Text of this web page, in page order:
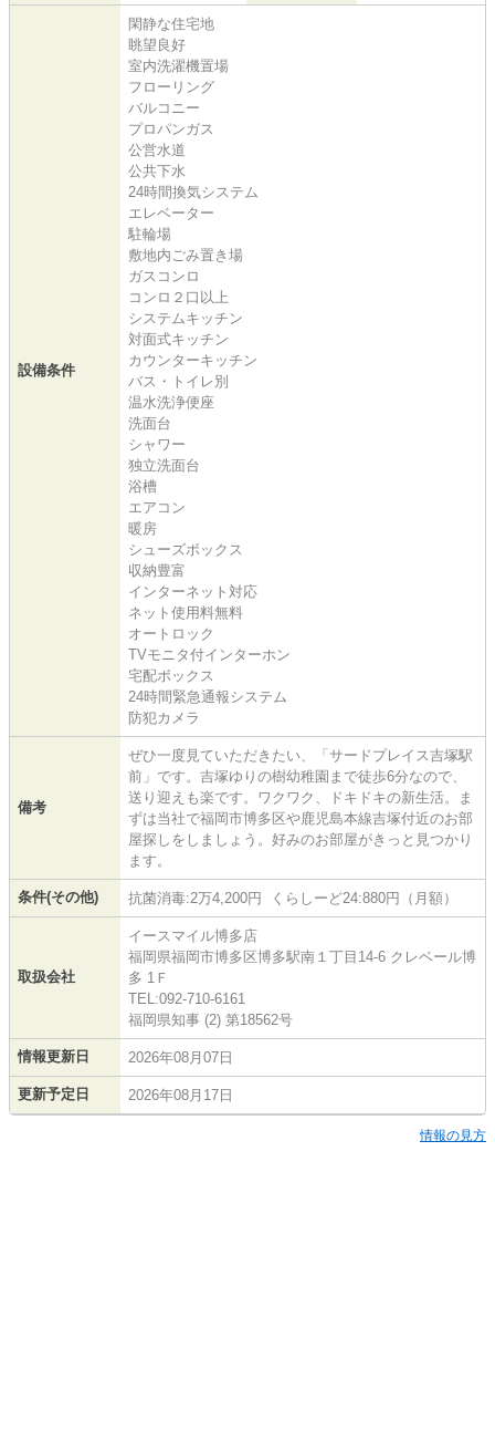
設備条件
閑静な住宅地
眺望良好
室内洗濯機置場
フローリング
バルコニー
プロパンガス
公営水道
公共下水
24時間換気システム
エレベーター
駐輪場
敷地内ごみ置き場
ガスコンロ
コンロ２口以上
システムキッチン
対面式キッチン
カウンターキッチン
バス・トイレ別
温水洗浄便座
洗面台
シャワー
独立洗面台
浴槽
エアコン
暖房
シューズボックス
収納豊富
インターネット対応
ネット使用料無料
オートロック
TVモニタ付インターホン
宅配ボックス
24時間緊急通報システム
防犯カメラ
備考
ぜひ一度見ていただきたい、「サードプレイス吉塚駅
前」です。吉塚ゆりの樹幼稚園まで徒歩6分なので、
送り迎えも楽です。ワクワク、ドキドキの新生活。ま
ずは当社で福岡市博多区や鹿児島本線吉塚付近のお部
屋探しをしましょう。好みのお部屋がきっと見つかり
ます。
条件(その他) 抗菌消毒:2万4,200円 くらしーど24:880円（月額）
取扱会社
イースマイル博多店
福岡県福岡市博多区博多駅南１丁目14-6 クレベール博
多 1Ｆ
TEL:092-710-6161
福岡県知事 (2) 第18562号
情報更新日 2026年08月07日
更新予定日 2026年08月17日
情報の見方